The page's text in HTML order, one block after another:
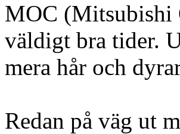
MOC (Mitsubishi
väldigt bra tider.
mera hår och
Redan på väg ut